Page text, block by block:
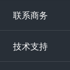
联系商务
技术支持